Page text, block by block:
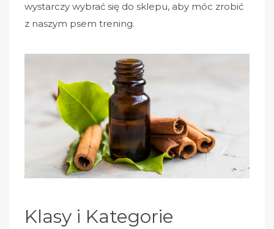
wystarczy wybrać się do sklepu, aby móc zrobić
z naszym psem trening.
Klasy i Kategorie